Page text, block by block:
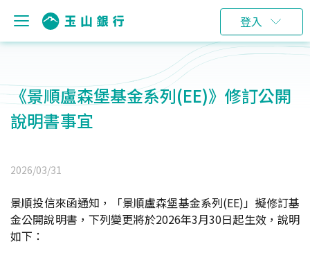
登入
《景順盧森堡基金系列(EE)》修訂公開
說明書事宜
2026/03/31
景順投信來函通知，「景順盧森堡基金系列(EE)」擬修訂基
金公開說明書，下列變更將於2026年3月30日起生效，說明
如下：